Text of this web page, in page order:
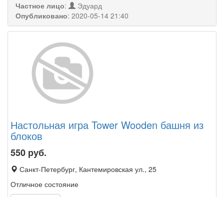
Частное лицо:
Эдуард
Опубликовано: 2020-05-14 21:40
Настольная игра Tower Wooden башня из
блоков
550 руб.
Санкт-Петербург, Кантемировская ул., 25
Отличное состояние